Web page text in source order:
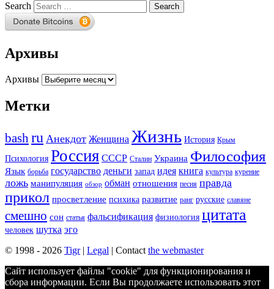
Search
Архивы
Архивы
Метки
bashru Анекдот Женщина Жизнь История Крым
Психология Россия СССР Сталин Украина Философия
Язык борьба государство деньги запад идея книга культура курение
ложь манипуляция обзор обман отношения песня правда
прикол просветление психика развитие ранг русские славяне
смешно сон статья фальсификация физиология цитата
человек шутка эго
© 1998 - 2026 Tigr| Legal | Contact the webmaster
Сайт использует файлы "cookie" для функционирования и
сбора информации. Если Вы продолжаете использовать этот